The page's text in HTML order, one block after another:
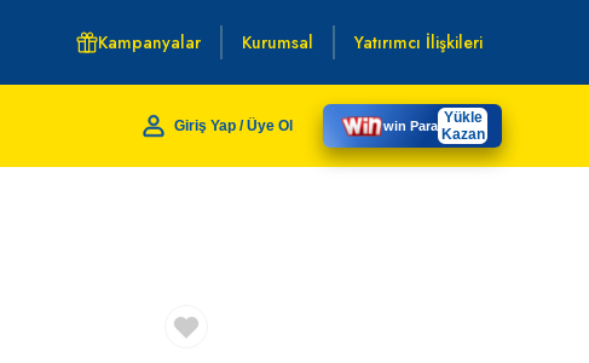
Kampanyalar Kurumsal Yatırımcı İlişkileri
Giriş Yap / Üye Ol win Para Yükle
Kazan